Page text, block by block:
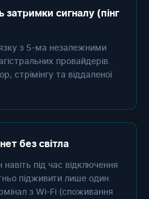
затримки сигналу (пінг
з 5-ма незалежними
провайдерів.
стрімінгу та віддаленої
без світла
під час відключення
підживити лише один
з Wi-Fi (споживання